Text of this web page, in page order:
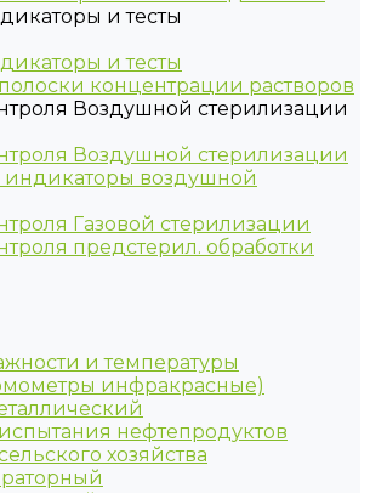
и тесты
и тесты
концентрации растворов
Воздушной стерилизации
Воздушной стерилизации
индикаторы воздушной
Газовой стерилизации
предстерил. обработки
и температуры
инфракрасные)
нефтепродуктов
хозяйства